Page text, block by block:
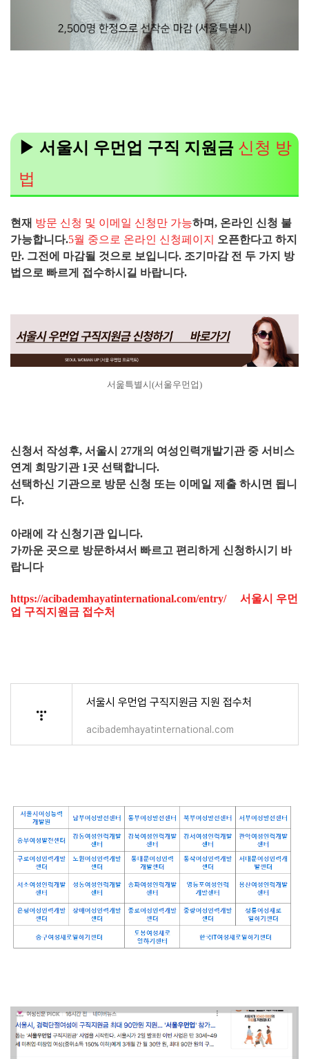
▶ 서울시 우먼업 구직 지원금 신청 방
법
현재 방문 신청 및 이메일 신청만 가능하며, 온라인 신청 불
가능합니다.5월 중으로 온라인 신청페이지
오픈한다고 하지
만. 그전에 마감될 것으로 보입니다. 조기마감 전 두 가지 방
법으로 빠르게 접수하시길 바랍니다.
서욽특별시(서울우먼업)
신청서 작성후, 서울시 27개의 여성인력개발기관 중 서비스
연계 희망기관 1곳 선택합니다.
선택하신 기관으로 방문 신청 또는 이메일 제출 하시면 됩니
다.
아래에 각 신청기관 입니다.
가까운 곳으로 방문하셔서 빠르고 편리하게 신청하시기 바
랍니다
https://acibademhayatinternational.com/entry/ 서울시 우먼
업 구직지원금 접수처
서울시 우먼업 구직지원금 지원 접수처
acibademhayatinternational.com